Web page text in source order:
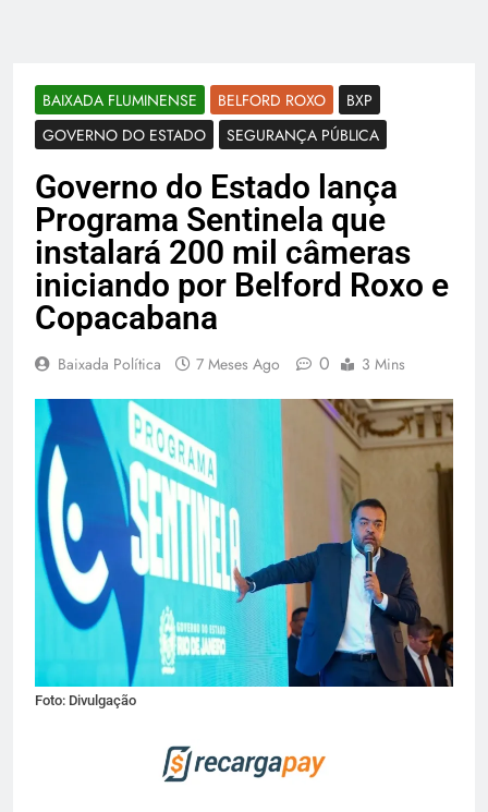
BAIXADA FLUMINENSE BELFORD ROXO
BXP
GOVERNO DO ESTADO
SEGURANÇA PÚBLICA
Governo do Estado lança
Programa Sentinela que
instalará 200 mil câmeras
iniciando por Belford Roxo e
Copacabana
Baixada Política 7 Meses Ago 0 3 Mins
Foto: Divulgação